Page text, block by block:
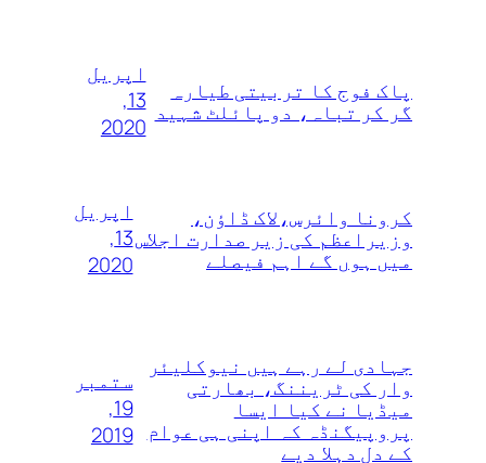
پاک فوج کا تربیتی طیارہ
گر کر تباہ، دو پائلٹ شہید
اپریل
13,
2020
کرونا وائرس،لاک ڈاؤن،
وزیراعظم کی زیر صدارت اجلاس
میں ہوں گے اہم فیصلے
اپریل
13,
2020
جہادی لے رہے ہیں نیوکلیئر
وار کی ٹریننگ، بھارتی
میڈیا نے کیا ایسا
پروپیگنڈہ کہ اپنی ہی عوام
کے دل دہلا دیے
ستمبر
19,
2019